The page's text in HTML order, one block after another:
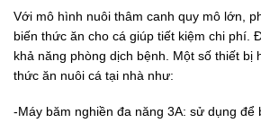
Với mô hình nuôi thâm canh quy mô lớn,
biến thức ăn cho cá giúp tiết kiệm chi phí.
khả năng phòng dịch bệnh. Một số thiết bị
thức ăn nuôi cá tại nhà như:
-Máy băm nghiền đa năng 3A: sử dụng để